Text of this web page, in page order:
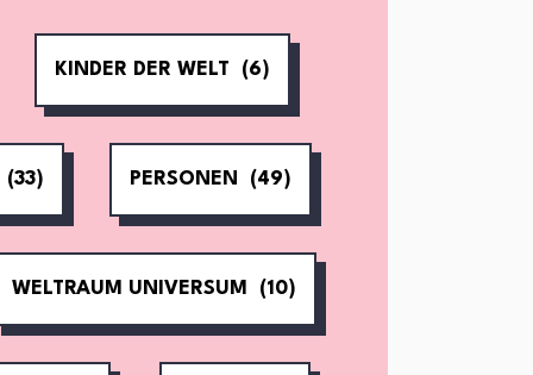
KINDER DER WELT (6)
(33) PERSONEN (49)
WELTRAUM UNIVERSUM (10)